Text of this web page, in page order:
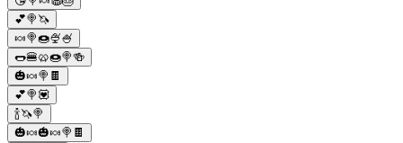
💕🍭🦄
🍬🍭🍩🍨🍧
🌭🍔🥨🍩🍭🍻
🎃🍬🍭🍫
💕🍭💟
🍾🦄🍭
🎃🍬🎃🍬🍭🍫